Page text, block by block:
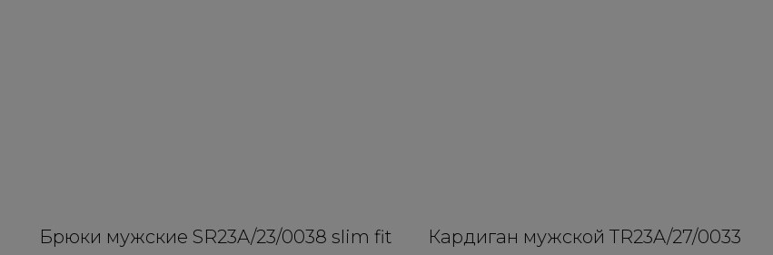
Брюки мужские SR23A/23/0038 slim fit Кардиган мужской TR23A/27/0033